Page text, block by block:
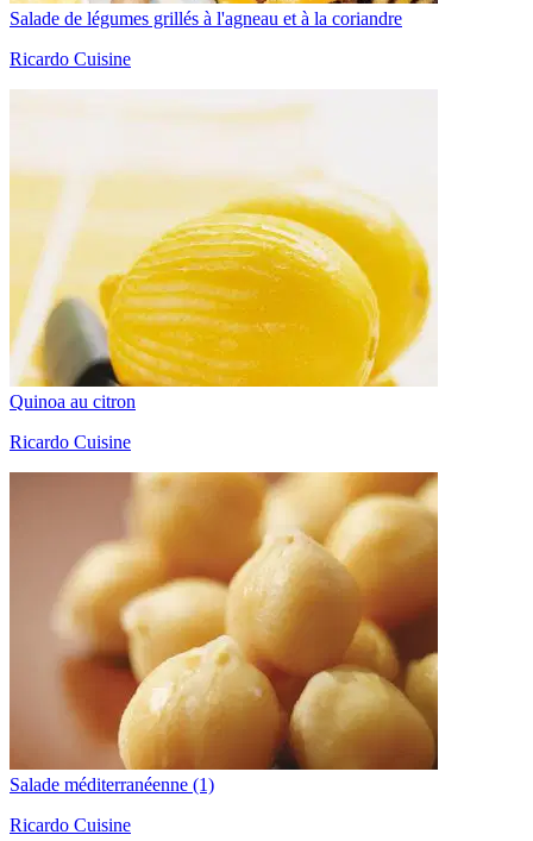
Salade de légumes grillés à l'agneau et à la coriandre
Ricardo Cuisine
Quinoa au citron
Ricardo Cuisine
Salade méditerranéenne (1)
Ricardo Cuisine